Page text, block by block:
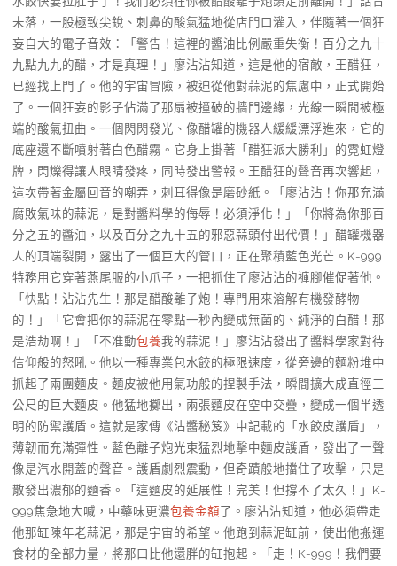
未落，一股極致尖銳、刺鼻的酸氣猛地從店門口灌入，伴隨著一個狂
妄自大的電子音效：「警告！這裡的醬油比例嚴重失衡！百分之九十
九點九九的醋，才是真理！」廖沾沾知道，這是他的宿敵，王醋狂，
已經找上門了。他的宇宙冒險，被迫從他對蒜泥的焦慮中，正式開始
了。一個狂妄的影子佔滿了那扇被撞破的牆門邊緣，光線一瞬間被極
端的酸氣扭曲。一個閃閃發光、像醋罐的機器人緩緩漂浮進來，它的
底座還不斷噴射著白色醋霧。它身上掛著「醋狂派大勝利」的霓虹燈
牌，閃爍得讓人眼睛發疼，同時發出警報。王醋狂的聲音再次響起，
這次帶著金屬回音的嘲弄，刺耳得像是磨砂紙。「廖沾沾！你那充滿
腐敗氣味的蒜泥，是對醬料學的侮辱！必須淨化！」「你將為你那百
分之五的醬油，以及百分之九十五的邪惡蒜頭付出代價！」醋罐機器
人的頂端裂開，露出了一個巨大的管口，正在聚積藍色光芒。K-999
特務用它穿著燕尾服的小爪子，一把抓住了廖沾沾的褲腳催促著他。
「快點！沾沾先生！那是醋酸離子炮！專門用來溶解有機發酵物
的！」「它會把你的蒜泥在零點一秒內變成無菌的、純淨的白醋！那
是浩劫啊！」「不准動包養我的蒜泥！」廖沾沾發出了醬料學家對待
信仰般的怒吼。他以一種專業包水餃的極限速度，從旁邊的麵粉堆中
抓起了兩團麵皮。麵皮被他用氣功般的捏製手法，瞬間擴大成直徑三
公尺的巨大麵皮。他猛地擲出，兩張麵皮在空中交疊，變成一個半透
明的防禦護盾。這就是家傳《沾醬秘笈》中記載的「水餃皮護盾」，
薄韌而充滿彈性。藍色離子炮光束猛烈地擊中麵皮護盾，發出了一聲
像是汽水開蓋的聲音。護盾劇烈震動，但奇蹟般地擋住了攻擊，只是
散發出濃郁的麵香。「這麵皮的延展性！完美！但撐不了太久！」K-
999焦急地大喊，中藥味更濃包養金額了。廖沾沾知道，他必須帶走
他那缸陳年老蒜泥，那是宇宙的希望。他跑到蒜泥缸前，使出他搬運
食材的全部力量，將那口比他還胖的缸抱起。「走！K-999！我們要